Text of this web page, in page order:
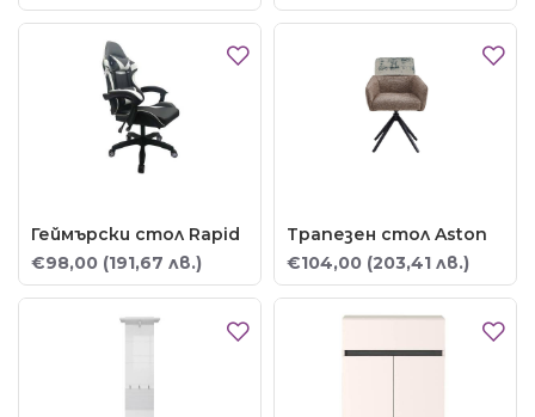
Геймърски стол Rapid
€98,00 (191,67 лв.)
Трапезен стол Aston
€104,00 (203,41 лв.)